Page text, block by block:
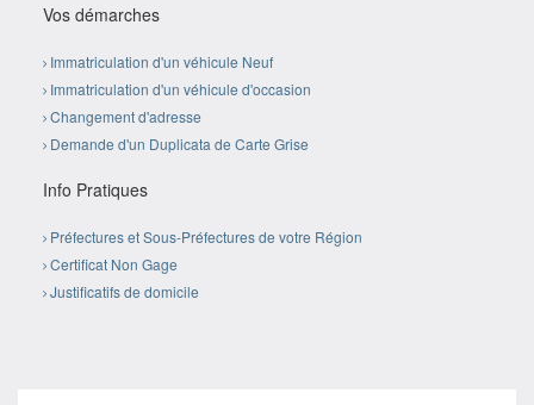
Vos démarches
Immatriculation d'un véhicule Neuf
Immatriculation d'un véhicule d'occasion
Changement d'adresse
Demande d'un Duplicata de Carte Grise
Info Pratiques
Préfectures et Sous-Préfectures de votre Région
Certificat Non Gage
Justificatifs de domicile